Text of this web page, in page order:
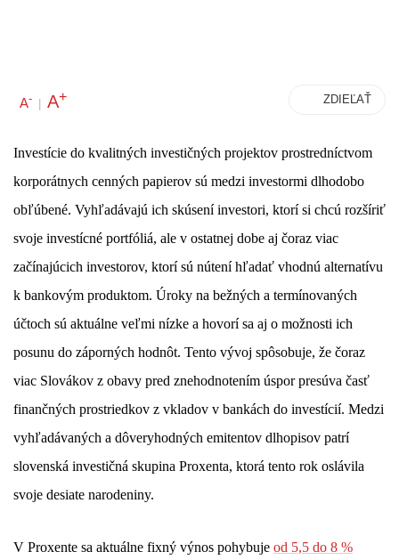
A- | A+ ZDIEĽAŤ
Investície do kvalitných investičných projektov prostredníctvom
korporátnych cenných papierov sú medzi investormi dlhodobo
obľúbené. Vyhľadávajú ich skúsení investori, ktorí si chcú rozšíriť
svoje investícné portfóliá, ale v ostatnej dobe aj čoraz viac
začínajúcich investorov, ktorí sú nútení hľadať vhodnú alternatívu
k bankovým produktom. Úroky na bežných a termínovaných
účtoch sú aktuálne veľmi nízke a hovorí sa aj o možnosti ich
posunu do záporných hodnôt. Tento vývoj spôsobuje, že čoraz
viac Slovákov z obavy pred znehodnotením úspor presúva časť
finančných prostriedkov z vkladov v bankách do investícií. Medzi
vyhľadávaných a dôveryhodných emitentov dlhopisov patrí
slovenská investičná skupina Proxenta, ktorá tento rok oslávila
svoje desiate narodeniny.
V Proxente sa aktuálne fixný výnos pohybuje od 5,5 do 8 %